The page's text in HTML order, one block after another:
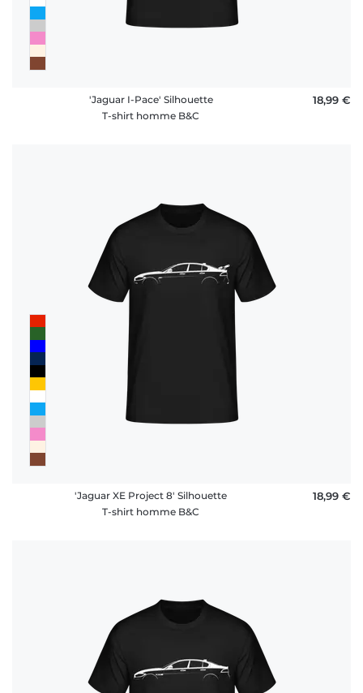
'Jaguar I-Pace' Silhouette
T-shirt homme B&C
18,99 €
'Jaguar XE Project 8' Silhouette
T-shirt homme B&C
18,99 €